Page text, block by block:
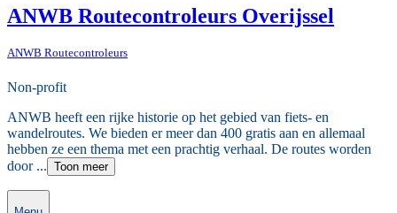
ANWB Routecontroleurs Overijssel
ANWB Routecontroleurs
Non-profit
ANWB heeft een rijke historie op het gebied van fiets- en
wandelroutes. We bieden er meer dan 400 gratis aan en allemaal
hebben ze een thema met een prachtig verhaal. De routes worden
door ... Toon meer